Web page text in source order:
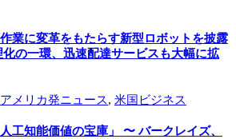
業に変革をもたらす新型ロボットを披露
の一環、迅速配達サービスも大幅に拡
アメリカ発ニュース, 米国ビジネス
工知能価値の宝庫」 〜 バークレイズ、